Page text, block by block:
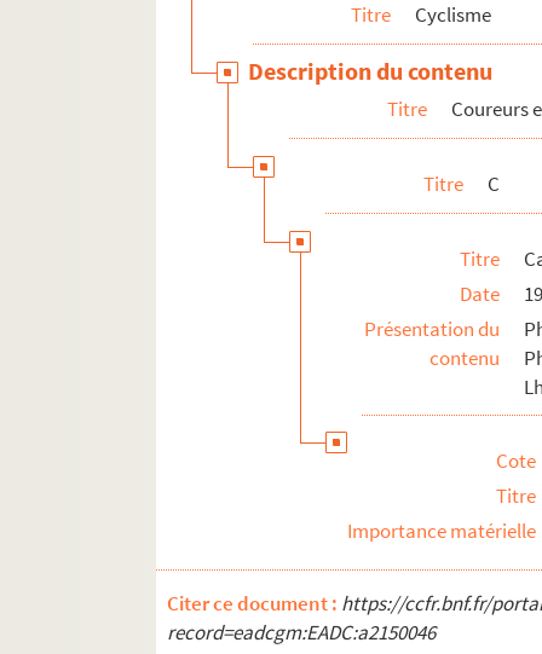
FSE-004406. Ceci
FSE-004407. Celebrouwski
FSE-001004. Cenghialta, Bruno
FSE-001005. Cerami, Joseph
FSC-000456. Cesarini, Francesco
FSE-004408. Chaillot, Louis
FSE-001006. Chalmel, André
FSC-000457. Chanteur, Pascal
Chaubet, Christian
FSE-001008. Chaurin, Jean-François
FSD-000480. Chazal
Chiappucci, Claudio
Chioccioli, Franco
Titre Cyclisme
Description du contenu
Titre Coureurs
Titre C
Titre
Date
Présentation du
contenu
Cote
Titre
Importance matérielle
Citer ce document : https://ccfr.bnf.fr/
record=eadcgm:EADC:a2150046